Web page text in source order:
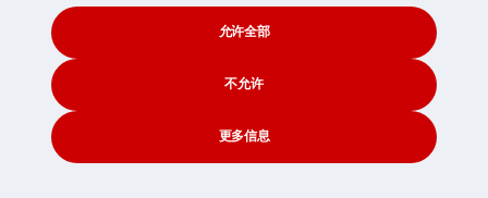
7. 爱尔兰
爱尔兰人均GDP位居世界前列。然而诸如苹果、
阿尔法 (谷歌）、Meta和辉瑞等
显著影响了数据表现。明显较低的人均GNI更真
实地反映了居民实际财富水平。该国失业率低，
通胀稳定，公共债务适度。经济模式以出口为导
向，科技与制药行业发挥关键作用。
允许全部
不允许
更多信息